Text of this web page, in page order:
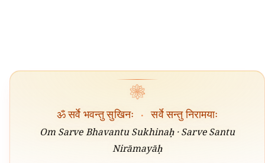
❀
ॐ सर्वे भवन्तु सुखिनः · सर्वे सन्तु निरामयाः
Om Sarve Bhavantu Sukhinaḥ · Sarve Santu
Nirāmayāḥ